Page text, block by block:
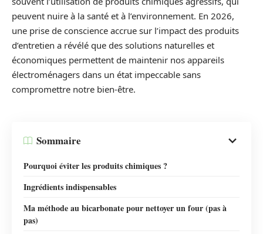
peuvent nuire à la santé et à l’environnement. En 2026,
une prise de conscience accrue sur l’impact des produits
d’entretien a révélé que des solutions naturelles et
économiques permettent de maintenir nos appareils
électroménagers dans un état impeccable sans
compromettre notre bien-être.
Sommaire
Pourquoi éviter les produits chimiques ?
Ingrédients indispensables
Ma méthode au bicarbonate pour nettoyer un four (pas à
pas)